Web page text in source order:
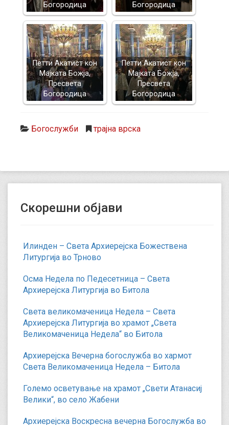
Богородица
Богородица
Петти Акатист кон
Мајката Божја,
Пресвета
Богородица
Петти Акатист кон
Мајката Божја,
Пресвета
Богородица
Богослужби трајна врска
Скорешни објави
Илинден – Света Архиерејска Божествена
Литургија во Трново
Осма Недела по Педесетница – Света
Архиерејска Литургија во Битола
Света великомаченица Недела – Света
Архиерејска Литургија во храмот „Света
Великомаченица Недела“ во Битола
Архиерејска Вечерна богослужба во хармот
Света Великомаченица Недела – Битола
Големо осветување на храмот „Свети Атанасиј
Велики“, во село Жабени
Архиерејска Воскресна вечерна Богослужба во